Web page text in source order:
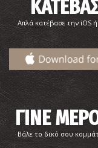
Απλά κατέβασε την iOS
ΓΙΝΕ
Βάλε το δικό σου